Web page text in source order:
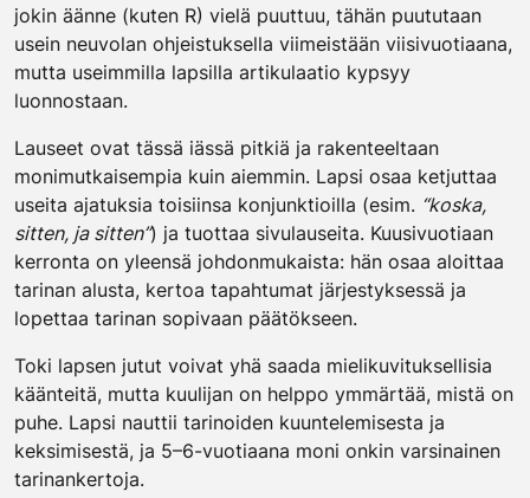
jokin äänne (kuten R) vielä puuttuu, tähän puututaan
usein neuvolan ohjeistuksella viimeistään viisivuotiaana,
mutta useimmilla lapsilla artikulaatio kypsyy
luonnostaan.
Lauseet ovat tässä iässä pitkiä ja rakenteeltaan
monimutkaisempia kuin aiemmin. Lapsi osaa ketjuttaa
useita ajatuksia toisiinsa konjunktioilla (esim. “koska,
sitten, ja sitten”) ja tuottaa sivulauseita. Kuusivuotiaan
kerronta on yleensä johdonmukaista: hän osaa aloittaa
tarinan alusta, kertoa tapahtumat järjestyksessä ja
lopettaa tarinan sopivaan päätökseen.
Toki lapsen jutut voivat yhä saada mielikuvituksellisia
käänteitä, mutta kuulijan on helppo ymmärtää, mistä on
puhe. Lapsi nauttii tarinoiden kuuntelemisesta ja
keksimisestä, ja 5–6-vuotiaana moni onkin varsinainen
tarinankertoja.